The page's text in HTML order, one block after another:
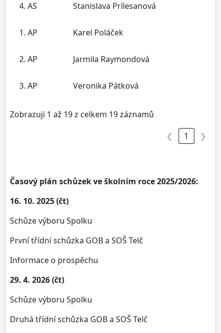
4. AS Stanislava Prílesanová
1. AP Karel Poláček
2. AP Jarmila Raymondová
3. AP Veronika Pátková
Zobrazuji 1 až 19 z celkem 19 záznamů
❮
1 ❯
Časový plán schůzek ve školním roce 2025/2026:
16. 10. 2025 (čt)
Schůze výboru Spolku
První třídní schůzka GOB a SOŠ Telč
Informace o prospěchu
29. 4. 2026 (čt)
Schůze výboru Spolku
Druhá třídní schůzka GOB a SOŠ Telč